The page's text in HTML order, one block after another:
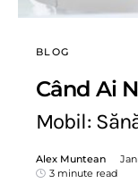
BLOG
Când Ai
Mobil:
Alex Muntean
3 minute read